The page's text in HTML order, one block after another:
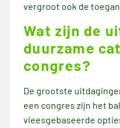
vergroot ook de
Wat zijn de
duurzame
congres?
De grootste
een congres zijn het
vleesgebaseerde